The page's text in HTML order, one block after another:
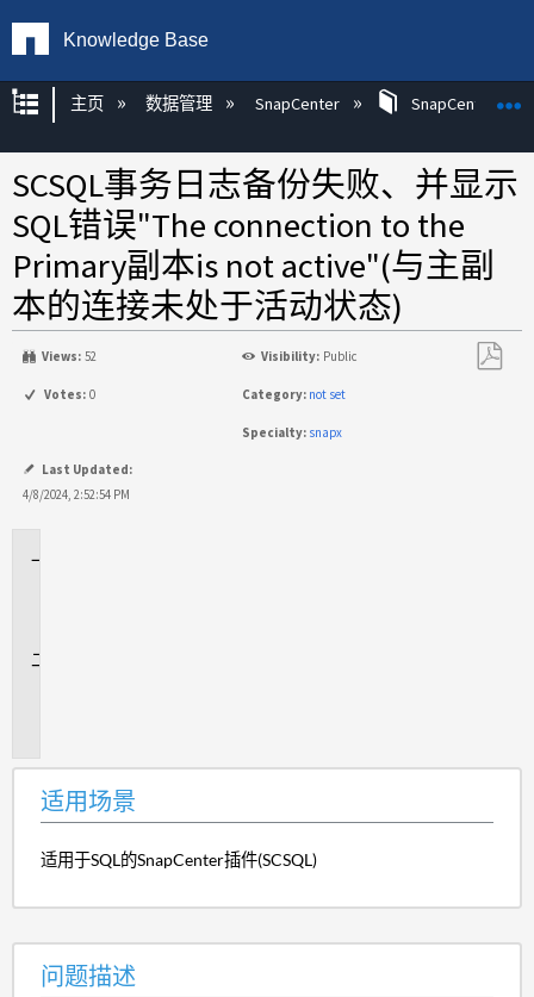
Knowledge Base
扩展/隐缩全局层次
主页 数据管理 SnapCenter SnapCenter知
SCSQL事务日志备份失败、并显示
SQL错误"The connection to the
Primary副本is not active"(与主副
本的连接未处于活动状态)
Views: 52 Visibility: Public
Votes: 0 Category: not set
Specialty: snapx
Last Updated:
4/8/2024, 2:52:54 PM
适用场景
适用于SQL的SnapCenter插件(SCSQL)
问题描述